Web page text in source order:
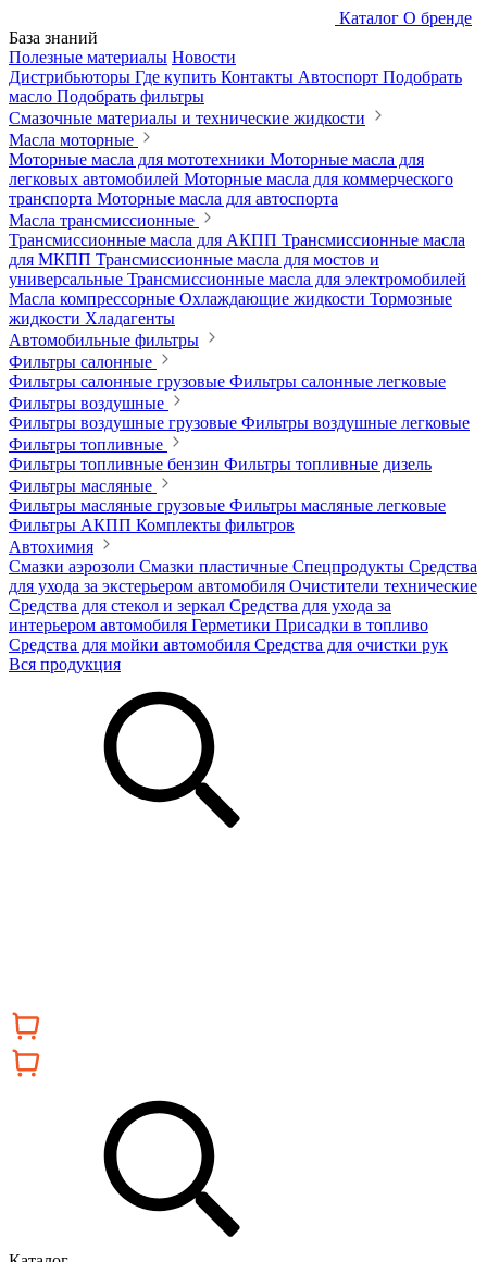
Каталог О бренде
База знаний
Полезные материалы Новости
Дистрибьюторы Где купить Контакты Автоспорт Подобрать
масло Подобрать фильтры
Смазочные материалы и технические жидкости
Масла моторные
Моторные масла для мототехники Моторные масла для
легковых автомобилей Моторные масла для коммерческого
транспорта Моторные масла для автоспорта
Масла трансмиссионные
Трансмиссионные масла для АКПП Трансмиссионные масла
для МКПП Трансмиссионные масла для мостов и
универсальные Трансмиссионные масла для электромобилей
Масла компрессорные Охлаждающие жидкости Тормозные
жидкости Хладагенты
Автомобильные фильтры
Фильтры салонные
Фильтры салонные грузовые Фильтры салонные легковые
Фильтры воздушные
Фильтры воздушные грузовые Фильтры воздушные легковые
Фильтры топливные
Фильтры топливные бензин Фильтры топливные дизель
Фильтры масляные
Фильтры масляные грузовые Фильтры масляные легковые
Фильтры АКПП Комплекты фильтров
Автохимия
Смазки аэрозоли Смазки пластичные Спецпродукты Средства
для ухода за экстерьером автомобиля Очистители технические
Средства для стекол и зеркал Средства для ухода за
интерьером автомобиля Герметики Присадки в топливо
Средства для мойки автомобиля Средства для очистки рук
Вся продукция